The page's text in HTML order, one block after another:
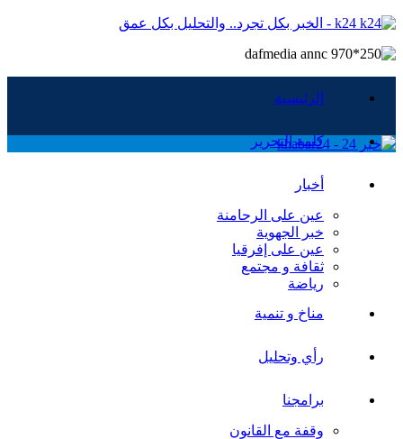
k24 - الخبر بكل تجرد.. والتحليل بكل عمق
الرئيسية
كلمة التحرير
أخبار
عين على الرحامنة
خبر الجهوية
عين على إفرقيا
ثقافة و مجتمع
رياضة
مناخ و تنمية
رأي وتحليل
برامجنا
وقفة مع القانون